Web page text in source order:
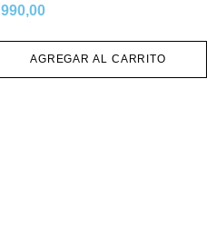
990,00
AGREGAR AL CARRITO